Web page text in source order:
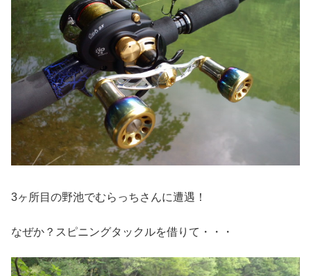
3ヶ所目の野池でむらっちさんに遭遇！
なぜか？スピニングタックルを借りて・・・